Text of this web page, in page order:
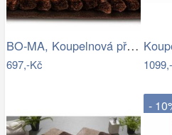
BO-MA, Koupelnová předložka Ella micro…
697,-Kč
-